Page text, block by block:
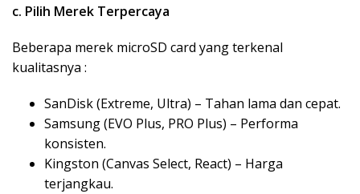
c. Pilih Merek Terpercaya
Beberapa merek microSD card yang terkenal
kualitasnya :
SanDisk (Extreme, Ultra) – Tahan lama dan cepat.
Samsung (EVO Plus, PRO Plus) – Performa
konsisten.
Kingston (Canvas Select, React) – Harga
terjangkau.